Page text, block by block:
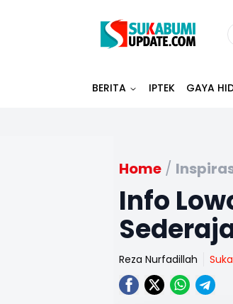
BERITA IPTEK GAYA
Home /
Info
Reza Nurfadillah